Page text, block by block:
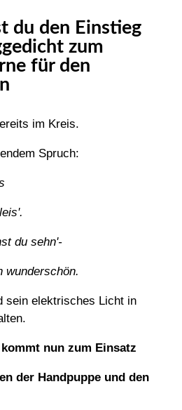
du den Einstieg
zum
für den
im Kreis.
Spruch:
du sehn'-
wunderschön.
sein elektrisches Licht in
nun zum Einsatz
der Handpuppe und den